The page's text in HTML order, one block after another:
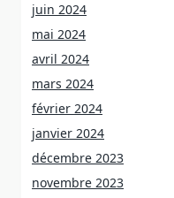
juin 2024
mai 2024
avril 2024
mars 2024
février 2024
janvier 2024
décembre 2023
novembre 2023